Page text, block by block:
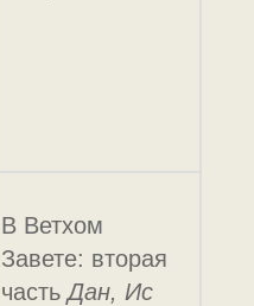
В Ветхом
Завете: вторая
частьДан, Ис